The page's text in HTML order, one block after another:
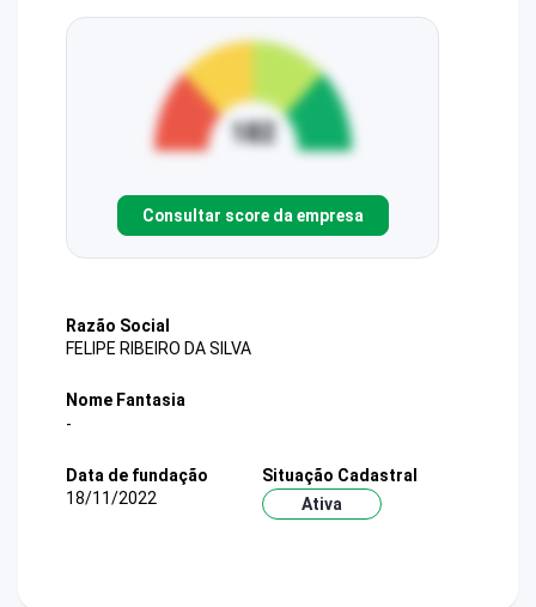
Consultar score da empresa
Razão Social
FELIPE RIBEIRO DA SILVA
Nome Fantasia
-
Data de fundação
18/11/2022
Situação Cadastral
Ativa